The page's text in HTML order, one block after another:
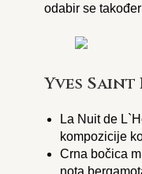
odabir se
Yves Saint
La Nuit de
kompozicije
Crna bočica
nota